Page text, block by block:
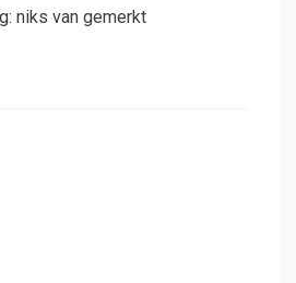
niks van gemerkt